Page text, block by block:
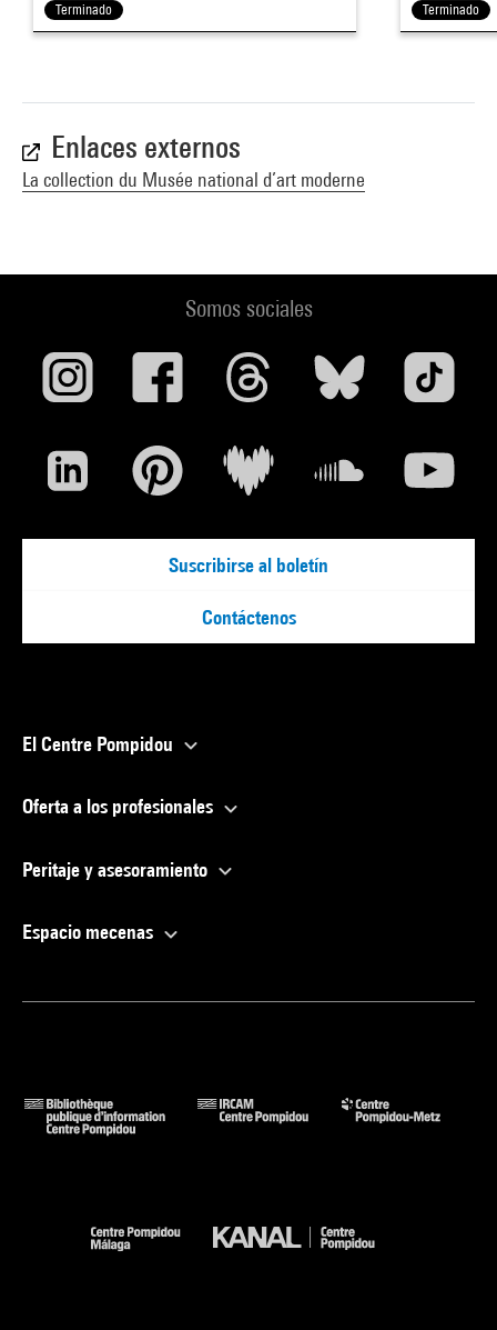
Terminado
Terminado
Enlaces externos
La collection du Musée national d’art moderne
Somos sociales
Suscribirse al boletín
Contáctenos
El Centre Pompidou
Oferta a los profesionales
Peritaje y asesoramiento
Espacio mecenas